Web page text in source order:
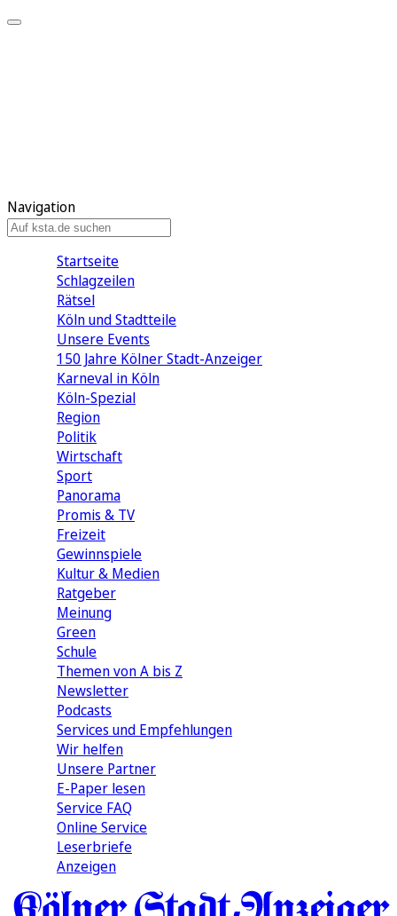
Navigation
Startseite
Schlagzeilen
Rätsel
Köln und Stadtteile
Unsere Events
150 Jahre Kölner Stadt-Anzeiger
Karneval in Köln
Köln-Spezial
Region
Politik
Wirtschaft
Sport
Panorama
Promis & TV
Freizeit
Gewinnspiele
Kultur & Medien
Ratgeber
Meinung
Green
Schule
Themen von A bis Z
Newsletter
Podcasts
Services und Empfehlungen
Wir helfen
Unsere Partner
E-Paper lesen
Service FAQ
Online Service
Leserbriefe
Anzeigen